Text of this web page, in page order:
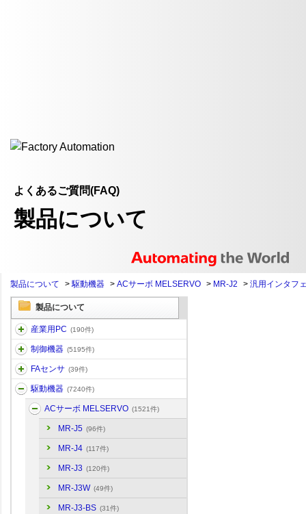
よくあるご質問(FAQ)
製品について
製品について >駆動機器 > ACサーボ MELSERVO > MR-J2 > 汎用インタフ
製品について
産業用PC (190件)
制御機器 (5195件)
FAセンサ (39件)
駆動機器 (7240件)
ACサーボ MELSERVO (1521件)
MR-J5 (96件)
MR-J4 (117件)
MR-J3 (120件)
MR-J3W (49件)
MR-J3-BS (31件)